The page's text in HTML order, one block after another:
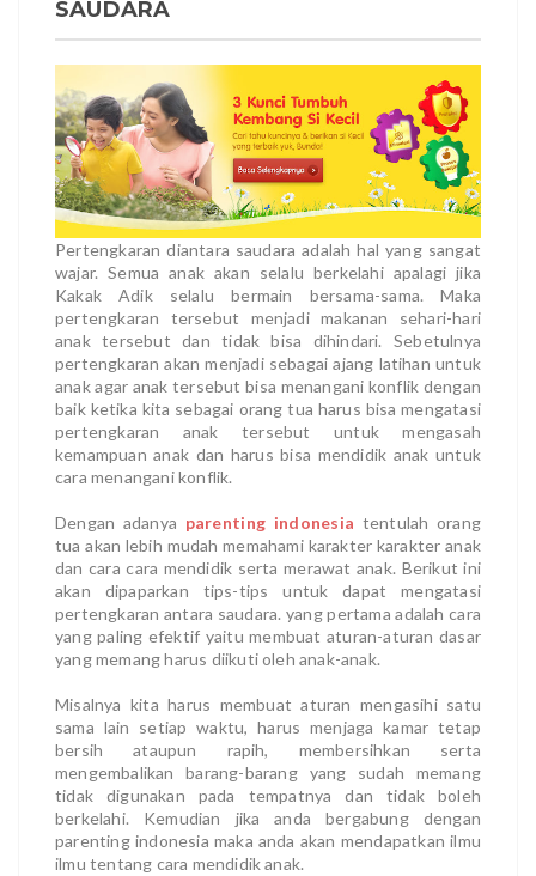
SAUDARA
Pertengkaran diantara saudara adalah hal yang sangat
wajar. Semua anak akan selalu berkelahi apalagi jika
Kakak Adik selalu bermain bersama-sama. Maka
pertengkaran tersebut menjadi makanan sehari-hari
anak tersebut dan tidak bisa dihindari. Sebetulnya
pertengkaran akan menjadi sebagai ajang latihan untuk
anak agar anak tersebut bisa menangani konflik dengan
baik ketika kita sebagai orang tua harus bisa mengatasi
pertengkaran anak tersebut untuk mengasah
kemampuan anak dan harus bisa mendidik anak untuk
cara menangani konflik.
Dengan adanya parenting indonesia tentulah orang
tua akan lebih mudah memahami karakter karakter anak
dan cara cara mendidik serta merawat anak. Berikut ini
akan dipaparkan tips-tips untuk dapat mengatasi
pertengkaran antara saudara. yang pertama adalah cara
yang paling efektif yaitu membuat aturan-aturan dasar
yang memang harus diikuti oleh anak-anak.
Misalnya kita harus membuat aturan mengasihi satu
sama lain setiap waktu, harus menjaga kamar tetap
bersih ataupun rapih, membersihkan serta
mengembalikan barang-barang yang sudah memang
tidak digunakan pada tempatnya dan tidak boleh
berkelahi. Kemudian jika anda bergabung dengan
parenting indonesia maka anda akan mendapatkan ilmu
ilmu tentang cara mendidik anak.